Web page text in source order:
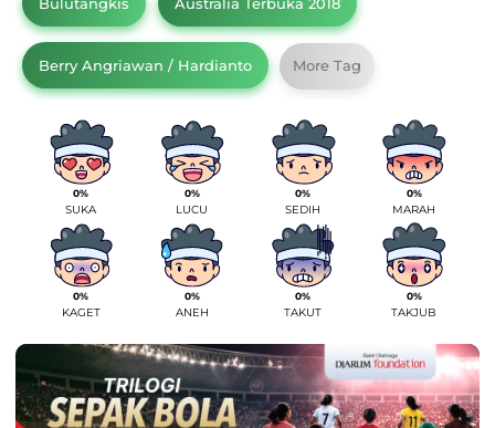
Berry Angriawan / Hardianto More Tag
0%
SUKA
0%
LUCU
0%
SEDIH
0%
MARAH
0%
KAGET
0%
ANEH
0%
TAKUT
0%
TAKJUB